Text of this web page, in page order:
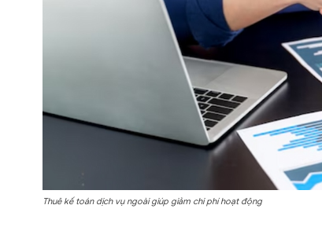
Thuê kế toán dịch vụ ngoài giúp giảm chi phí hoạt động